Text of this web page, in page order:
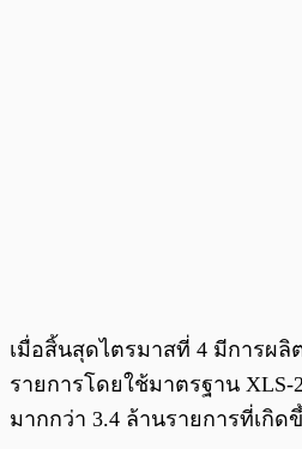
เมื่อสิ้นสุดไตรมาสที่ 4 มีการผลิ
รายการโดยใช้มาตรฐาน XLS-
มากกว่า 3.4 ล้านรายการที่เกิด